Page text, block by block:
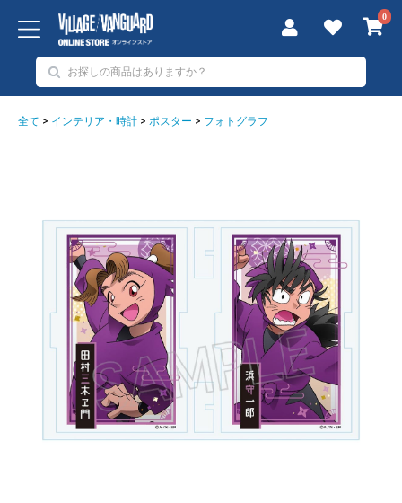
0
全て > インテリア・時計 > ポスター > フォトグラフ